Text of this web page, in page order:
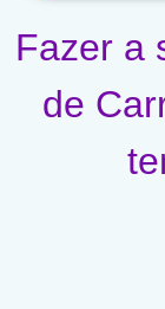
Fazer a
de